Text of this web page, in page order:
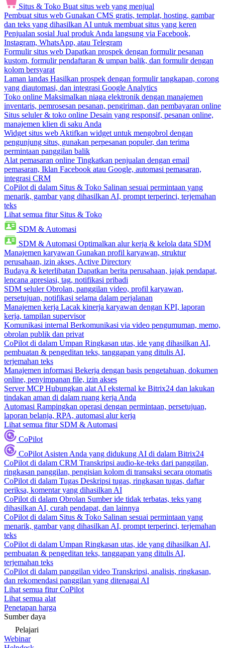
Situs & Toko Buat situs web yang menjual
Pembuat situs web Gunakan CMS gratis, templat, hosting, gambar
dan teks yang dihasilkan AI untuk membuat situs yang keren
Penjualan sosial Jual produk Anda langsung via Facebook,
Instagram, WhatsApp, atau Telegram
Formulir situs web Dapatkan prospek dengan formulir pesanan
kustom, formulir pendaftaran & umpan balik, dan formulir dengan
kolom bersyarat
Laman landas Hasilkan prospek dengan formulir tangkapan, corong
yang diautomasi, dan integrasi Google Analytics
Toko online Maksimalkan niaga elektronik dengan manajemen
inventaris, pemrosesan pesanan, pengiriman, dan pembayaran online
Situs seluler & toko online Desain yang responsif, pesanan online,
manajemen klien di saku Anda
Widget situs web Aktifkan widget untuk mengobrol dengan
pengunjung situs, gunakan perpesanan populer, dan terima
permintaan panggilan balik
Alat pemasaran online Tingkatkan penjualan dengan email
pemasaran, Iklan Facebook atau Google, automasi pemasaran,
integrasi CRM
CoPilot di dalam Situs & Toko Salinan sesuai permintaan yang
menarik, gambar yang dihasilkan AI, prompt terperinci, terjemahan
teks
Lihat semua fitur Situs & Toko
SDM & Automasi
SDM & Automasi Optimalkan alur kerja & kelola data SDM
Manajemen karyawan Gunakan profil karyawan, struktur
perusahaan, izin akses, Active Directory
Budaya & keterlibatan Dapatkan berita perusahaan, jajak pendapat,
lencana apresiasi, tag, notifikasi pribadi
SDM seluler Obrolan, panggilan video, profil karyawan,
persetujuan, notifikasi selama dalam perjalanan
Manajemen kerja Lacak kinerja karyawan dengan KPI, laporan
kerja, tampilan supervisor
Komunikasi internal Berkomunikasi via video pengumuman, memo,
obrolan publik dan privat
CoPilot di dalam Umpan Ringkasan utas, ide yang dihasilkan AI,
pembuatan & pengeditan teks, tanggapan yang ditulis AI,
terjemahan teks
Manajemen informasi Bekerja dengan basis pengetahuan, dokumen
online, penyimpanan file, izin akses
Server MCP Hubungkan alat AI eksternal ke Bitrix24 dan lakukan
tindakan aman di dalam ruang kerja Anda
Automasi Rampingkan operasi dengan permintaan, persetujuan,
laporan belanja, RPA, automasi alur kerja
Lihat semua fitur SDM & Automasi
CoPilot
CoPilot Asisten Anda yang didukung AI di dalam Bitrix24
CoPilot di dalam CRM Transkripsi audio-ke-teks dari panggilan,
ringkasan panggilan, pengisian kolom di transaksi secara otomatis
CoPilot di dalam Tugas Deskripsi tugas, ringkasan tugas, daftar
periksa, komentar yang dihasilkan AI
CoPilot di dalam Obrolan Sumber ide tidak terbatas, teks yang
dihasilkan AI, curah pendapat, dan lainnya
CoPilot di dalam Situs & Toko Salinan sesuai permintaan yang
menarik, gambar yang dihasilkan AI, prompt terperinci, terjemahan
teks
CoPilot di dalam Umpan Ringkasan utas, ide yang dihasilkan AI,
pembuatan & pengeditan teks, tanggapan yang ditulis AI,
terjemahan teks
CoPilot di dalam panggilan video Transkripsi, analisis, ringkasan,
dan rekomendasi panggilan yang ditenagai AI
Lihat semua fitur CoPilot
Lihat semua alat
Penetapan harga
Sumber daya
Pelajari
Webinar